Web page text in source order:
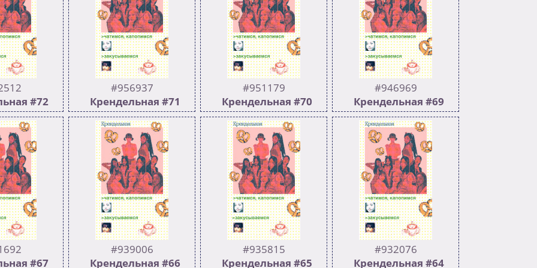
триплэс
https://youtube.com/playlist?
list=PLXISxCl97QC4ONPmfdZe
KYI2twtrOMhsR&si=JBfL4D7R
p9s27Ynv Предыдущтй тред:
>>1010502
следующего
году**
релиз года
xlyrt5eAtKI?
#72
211
>>956937
#956937
Крендельная #71
502 246
:luda_angry: Предыдущий
>>951179
#951179
Крендельная #70
502 240
Предыдущий >>946969
#946969
Крендельная #69
500 153
%% :shy:%% Предыдущий
>>944400
#67
#939006
Крендельная #66
#935815
Крендельная #65
#932076
Крендельная #64